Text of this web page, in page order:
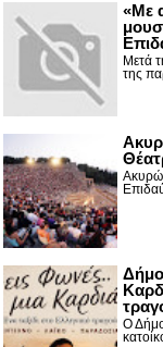
«Με
Μετά
της
Ο